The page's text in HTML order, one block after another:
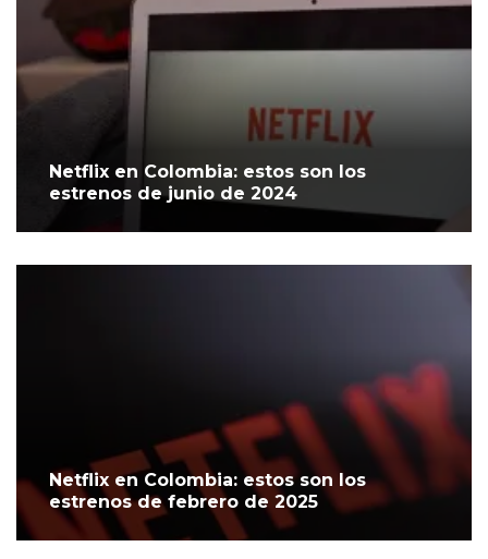
Netflix en Colombia: estos son los
estrenos de junio de 2024
Netflix en Colombia: estos son los
estrenos de febrero de 2025